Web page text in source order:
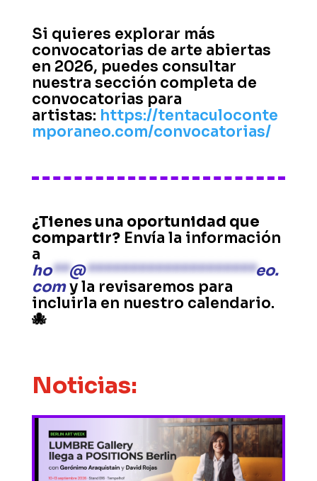
Si quieres explorar más
convocatorias de arte abiertas
en 2026, puedes consultar
nuestra sección completa de
convocatorias para
artistas: https://tentaculoconte
mporaneo.com/convocatorias/
¿Tienes una oportunidad que
compartir?Envía la información
a
ho**@********************eo.
comy la revisaremos para
incluirla en nuestro calendario.
🐙
Noticias: